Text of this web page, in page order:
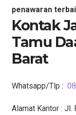
penawaran
Kontak
Tamu
Barat
Whatsapp/Tlp :
Alamat Kantor : Jl.